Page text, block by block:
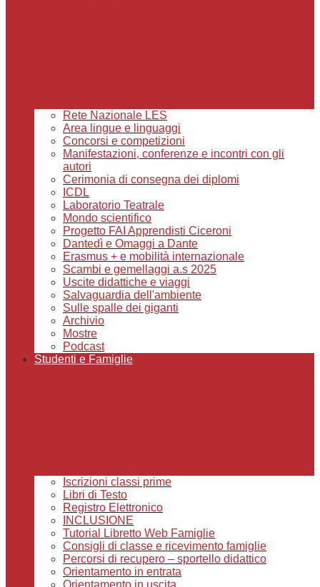
Rete Nazionale LES
Area lingue e linguaggi
Concorsi e competizioni
Manifestazioni, conferenze e incontri con gli
autori
Cerimonia di consegna dei diplomi
ICDL
Laboratorio Teatrale
Mondo scientifico
Progetto FAI Apprendisti Ciceroni
Dantedì e Omaggi a Dante
Erasmus + e mobilità internazionale
Scambi e gemellaggi a.s 2025
Uscite didattiche e viaggi
Salvaguardia dell'ambiente
Sulle spalle dei giganti
Archivio
Mostre
Podcast
Studenti e Famiglie
Iscrizioni classi prime
Libri di Testo
Registro Elettronico
INCLUSIONE
Tutorial Libretto Web Famiglie
Consigli di classe e ricevimento famiglie
Percorsi di recupero – sportello didattico
Orientamento in entrata